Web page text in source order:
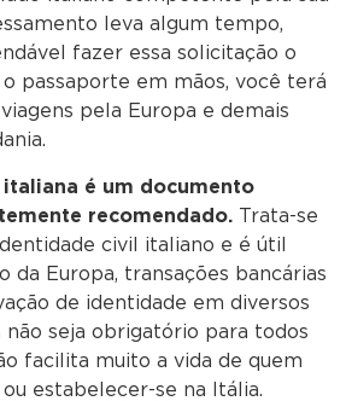
leva algum tempo,
fazer essa solicitação o
passaporte em mãos, você terá
pela Europa e demais
italiana é um documento
recomendado. Trata-se
civil italiano e é útil
da Europa, transações bancárias
de identidade em diversos
seja obrigatório para todos
facilita muito a vida de quem
estabelecer-se na Itália.